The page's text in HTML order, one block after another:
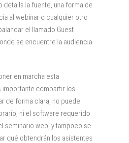
detalla la fuente, una forma de
al webinar o cualquier otro
el llamado Guest
se encuentre la audiencia
en marcha esta
compartir los
de forma clara, no puede
ni el software requerido
seminario web, y tampoco se
qué obtendrán los asistentes